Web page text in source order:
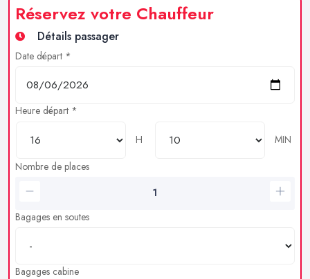
Réservez votre Chauffeur
Détails passager
Date départ *
Heure départ *
H
MIN
Nombre de places
Bagages en soutes
Bagages cabine